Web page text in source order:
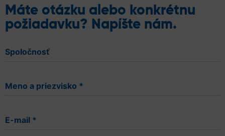
Máte otázku alebo konkrétnu
požiadavku? Napíšte nám.
Spoločnosť
Meno a priezvisko *
E-mail *